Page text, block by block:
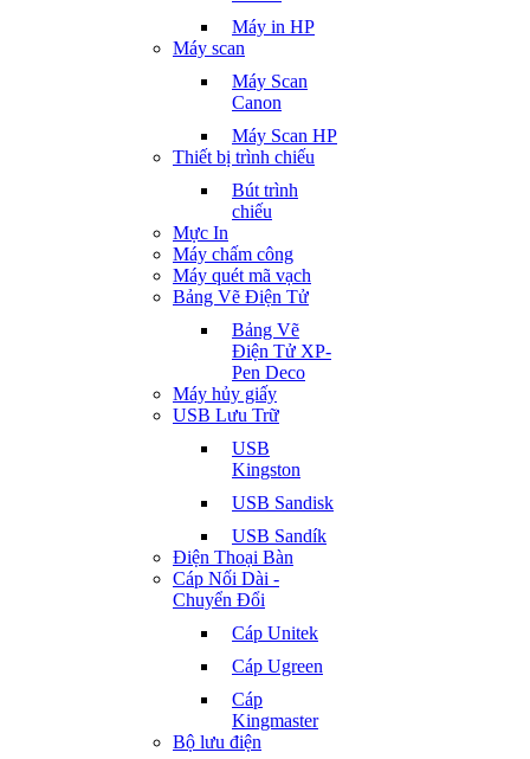
Máy in HP
Máy scan
Máy Scan
Canon
Máy Scan HP
Thiết bị trình chiếu
Bút trình
chiếu
Mực In
Máy chấm công
Máy quét mã vạch
Bảng Vẽ Điện Tử
Bảng Vẽ
Điện Tử XP-
Pen Deco
Máy hủy giấy
USB Lưu Trữ
USB
Kingston
USB Sandisk
USB Sandík
Điện Thoại Bàn
Cáp Nối Dài -
Chuyển Đổi
Cáp Unitek
Cáp Ugreen
Cáp
Kingmaster
Bộ lưu điện